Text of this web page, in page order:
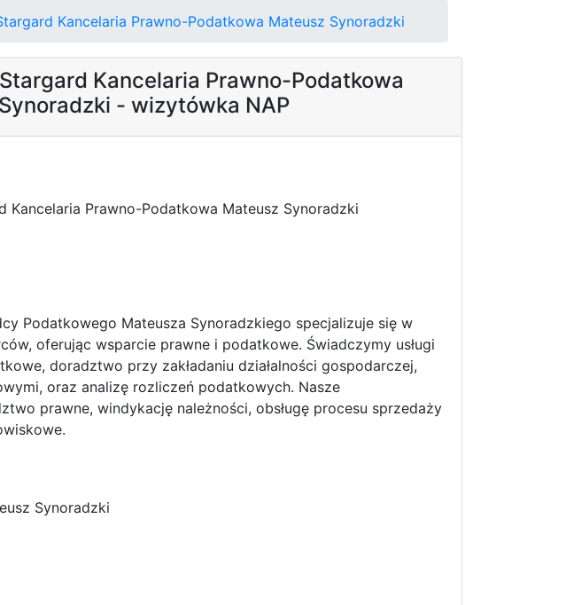
Kancelaria Prawno-Podatkowa Mateusz Synoradzki
Kancelaria Prawno-Podatkowa
- wizytówka NAP
Kancelaria Prawno-Podatkowa Mateusz Synoradzki
Podatkowego Mateusza Synoradzkiego specjalizuje się w
oferując wsparcie prawne i podatkowe. Świadczymy usługi
doradztwo przy zakładaniu działalności gospodarczej,
oraz analizę rozliczeń podatkowych. Nasze
prawne, windykację należności, obsługę procesu sprzedaży
Synoradzki